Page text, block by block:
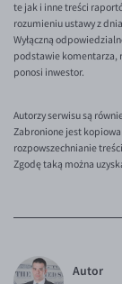
EUR/NOK
EUR/SEK
EUR/AUD
EUR/CAD
EUR/CNY
EUR/HUF
EUR/JPY
te jak i inne treści
rozumieniu ustawy z
Wyłączną
podstawie komentarza,
ponosi inwestor.
Autorzy serwisu są
Zabronione jest
rozpowszechnianie
Zgodę taką można
Autor